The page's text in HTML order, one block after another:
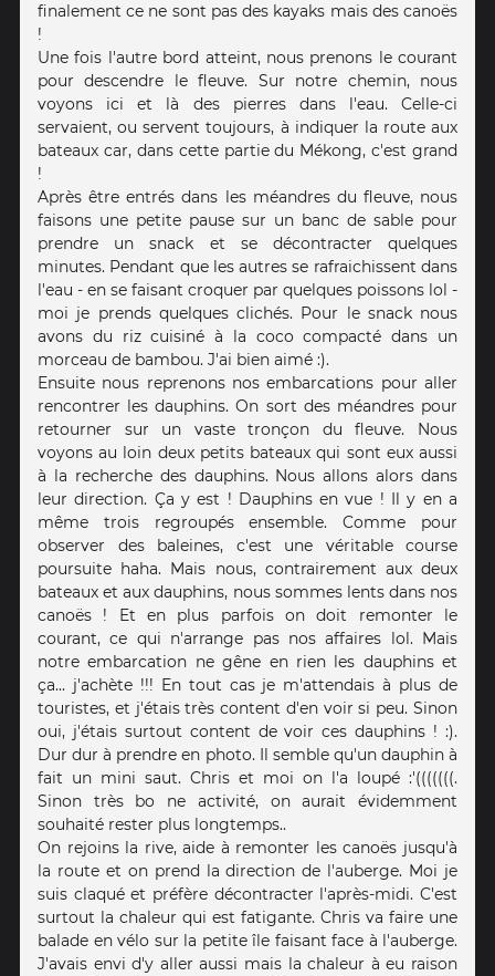
finalement ce ne sont pas des kayaks mais des canoës
!
Une fois l'autre bord atteint, nous prenons le courant
pour descendre le fleuve. Sur notre chemin, nous
voyons ici et là des pierres dans l'eau. Celle-ci
servaient, ou servent toujours, à indiquer la route aux
bateaux car, dans cette partie du Mékong, c'est grand
!
Après être entrés dans les méandres du fleuve, nous
faisons une petite pause sur un banc de sable pour
prendre un snack et se décontracter quelques
minutes. Pendant que les autres se rafraichissent dans
l'eau - en se faisant croquer par quelques poissons lol -
moi je prends quelques clichés. Pour le snack nous
avons du riz cuisiné à la coco compacté dans un
morceau de bambou. J'ai bien aimé :).
Ensuite nous reprenons nos embarcations pour aller
rencontrer les dauphins. On sort des méandres pour
retourner sur un vaste tronçon du fleuve. Nous
voyons au loin deux petits bateaux qui sont eux aussi
à la recherche des dauphins. Nous allons alors dans
leur direction. Ça y est ! Dauphins en vue ! Il y en a
même trois regroupés ensemble. Comme pour
observer des baleines, c'est une véritable course
poursuite haha. Mais nous, contrairement aux deux
bateaux et aux dauphins, nous sommes lents dans nos
canoës ! Et en plus parfois on doit remonter le
courant, ce qui n'arrange pas nos affaires lol. Mais
notre embarcation ne gêne en rien les dauphins et
ça... j'achète !!! En tout cas je m'attendais à plus de
touristes, et j'étais très content d'en voir si peu. Sinon
oui, j'étais surtout content de voir ces dauphins ! :).
Dur dur à prendre en photo. Il semble qu'un dauphin à
fait un mini saut. Chris et moi on l'a loupé :'(((((((.
Sinon très bo ne activité, on aurait évidemment
souhaité rester plus longtemps..
On rejoins la rive, aide à remonter les canoës jusqu'à
la route et on prend la direction de l'auberge. Moi je
suis claqué et préfère décontracter l'après-midi. C'est
surtout la chaleur qui est fatigante. Chris va faire une
balade en vélo sur la petite île faisant face à l'auberge.
J'avais envi d'y aller aussi mais la chaleur à eu raison